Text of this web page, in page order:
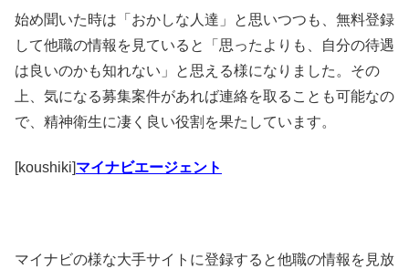
始め聞いた時は「おかしな人達」と思いつつも、無料登録
して他職の情報を見ていると「思ったよりも、自分の待遇
は良いのかも知れない」と思える様になりました。その
上、気になる募集案件があれば連絡を取ることも可能なの
で、精神衛生に凄く良い役割を果たしています。
[koushiki]マイナビエージェント
マイナビの様な大手サイトに登録すると他職の情報を見放